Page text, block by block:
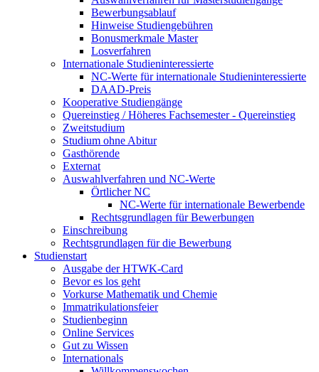
Bewerbungsablauf
Hinweise Studiengebühren
Bonusmerkmale Master
Losverfahren
Internationale Studieninteressierte
NC-Werte für internationale Studieninteressierte
DAAD-Preis
Kooperative Studiengänge
Quereinstieg / Höheres Fachsemester - Quereinstieg
Zweitstudium
Studium ohne Abitur
Gasthörende
Externat
Auswahlverfahren und NC-Werte
Örtlicher NC
NC-Werte für internationale Bewerbende
Rechtsgrundlagen für Bewerbungen
Einschreibung
Rechtsgrundlagen für die Bewerbung
Studienstart
Ausgabe der HTWK-Card
Bevor es los geht
Vorkurse Mathematik und Chemie
Immatrikulationsfeier
Studienbeginn
Online Services
Gut zu Wissen
Internationals